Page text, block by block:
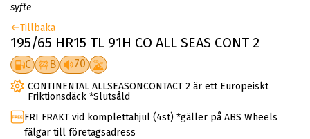
syfte
Tillbaka
195/65 HR15 TL 91H CO ALL SEAS CONT 2
C B 70
CONTINENTAL ALLSEASONCONTACT 2 är ett Europeiskt
Friktionsdäck *Slutsåld
FRI FRAKT vid komplettahjul (4st) *gäller på ABS Wheels
fälgar till företagsadress